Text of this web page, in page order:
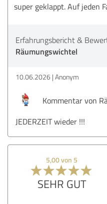
super geklappt. Auf jeden
Erfahrungsbericht &
Räumungswichtel
10.06.2026 Anonym
Kommentar von
JEDERZEIT wieder !!!
5,00 von 5
SEHR GUT